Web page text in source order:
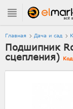
Главная Дача и сад
Подшипник
сцепления)